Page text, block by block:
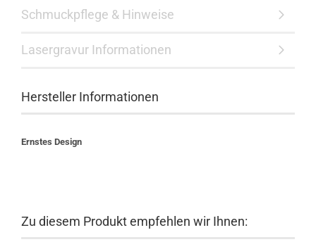
Schmuckpflege & Hinweise
Lasergravur Informationen
Hersteller Informationen
Ernstes Design
Zu diesem Produkt empfehlen wir Ihnen: